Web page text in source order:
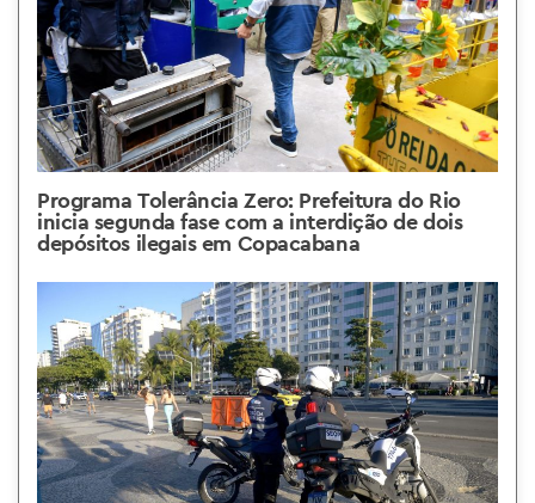
Programa Tolerância Zero: Prefeitura do Rio
inicia segunda fase com a interdição de dois
depósitos ilegais em Copacabana